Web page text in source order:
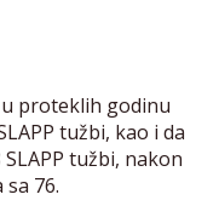
proteklih godinu
tužbi, kao i da
tužbi, nakon
76.